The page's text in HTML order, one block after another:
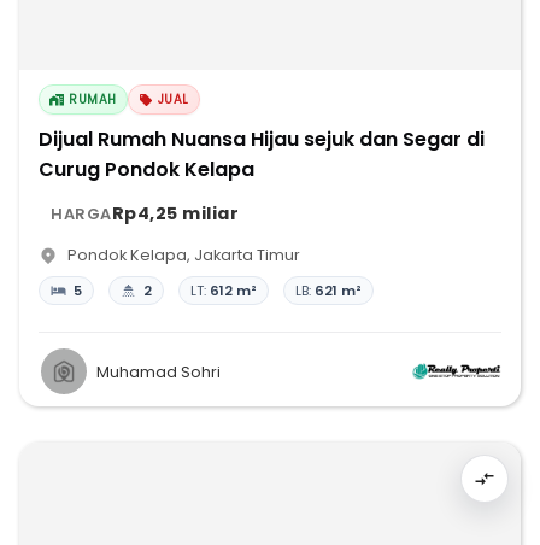
RUMAH JUAL
Dijual Rumah Nuansa Hijau sejuk dan Segar di
Curug Pondok Kelapa
HARGARp4,25 miliar
Pondok Kelapa, Jakarta Timur
5 2 LT: 612 m² LB: 621 m²
Muhamad Sohri